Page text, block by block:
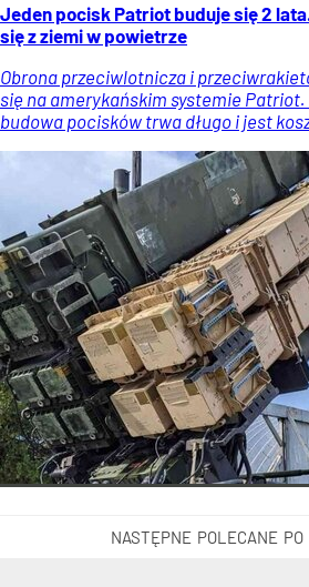
Jeden pocisk Patriot buduje się 2
się z ziemi w powietrze
Obrona przeciwlotnicza i
się na amerykańskim systemie Patriot.
budowa pocisków trwa długo i jest